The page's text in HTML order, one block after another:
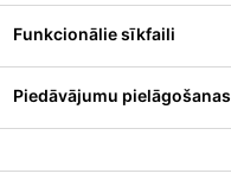
elastīgs grīdas
un
sasniedz,
Sikaflex®-406 KC
virsmām
Funkcionālie sīkfaili
Piedāvājumu